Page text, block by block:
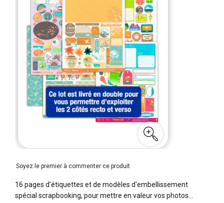
galerie
d’images
Soyez le premier à commenter ce produit
16 pages d'étiquettes et de modèles d'embellissement
spécial scrapbooking, pour mettre en valeur vos photos…